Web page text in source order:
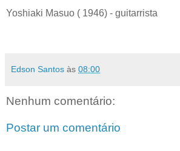
Yoshiaki Masuo ( 1946) - guitarrista
Edson Santos às 08:00
Nenhum comentário:
Postar um comentário